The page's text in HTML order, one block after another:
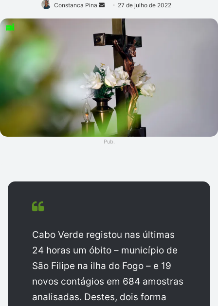
Constanca Pina
Mande
mail
27 de julho de 2022
Pub.
Cabo Verde registou nas últimas
24 horas um óbito – município de
São Filipe na ilha do Fogo – e 19
novos contágios em 684 amostras
analisadas. Destes, dois forma